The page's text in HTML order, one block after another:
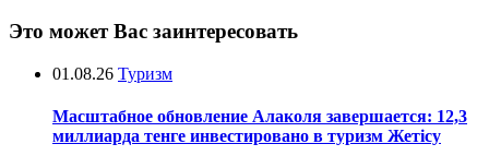
Это может Вас заинтересовать
01.08.26 Туризм
Масштабное обновление Алаколя завершается: 12,3
миллиарда тенге инвестировано в туризм Жетісу